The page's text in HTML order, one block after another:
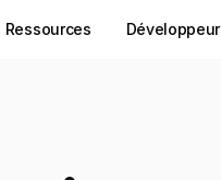
Ressources